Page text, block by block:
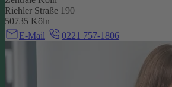
Riehler Straße 190
50735 Köln
E-Mail
0221 757-1806